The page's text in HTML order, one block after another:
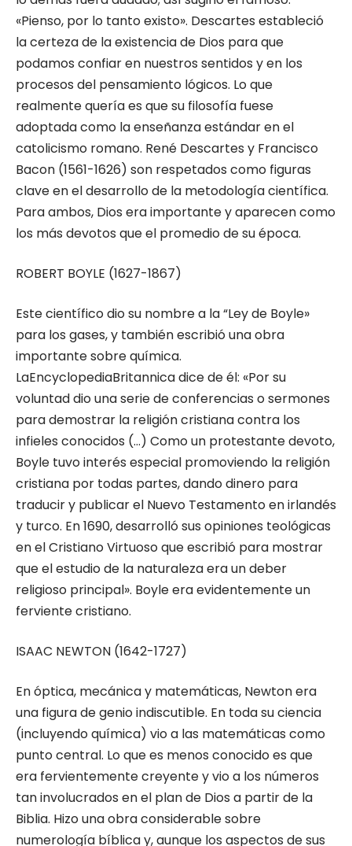
«Pienso, por lo tanto existo». Descartes estableció
la certeza de la existencia de Dios para que
podamos confiar en nuestros sentidos y en los
procesos del pensamiento lógicos. Lo que
realmente quería es que su filosofía fuese
adoptada como la enseñanza estándar en el
catolicismo romano. René Descartes y Francisco
Bacon (1561-1626) son respetados como figuras
clave en el desarrollo de la metodología científica.
Para ambos, Dios era importante y aparecen como
los más devotos que el promedio de su época.
ROBERT BOYLE (1627-1867)
Este científico dio su nombre a la “Ley de Boyle»
para los gases, y también escribió una obra
importante sobre química.
LaEncyclopediaBritannica dice de él: «Por su
voluntad dio una serie de conferencias o sermones
para demostrar la religión cristiana contra los
infieles conocidos (…) Como un protestante devoto,
Boyle tuvo interés especial promoviendo la religión
cristiana por todas partes, dando dinero para
traducir y publicar el Nuevo Testamento en irlandés
y turco. En 1690, desarrolló sus opiniones teológicas
en el Cristiano Virtuoso que escribió para mostrar
que el estudio de la naturaleza era un deber
religioso principal». Boyle era evidentemente un
ferviente cristiano.
ISAAC NEWTON (1642-1727)
En óptica, mecánica y matemáticas, Newton era
una figura de genio indiscutible. En toda su ciencia
(incluyendo química) vio a las matemáticas como
punto central. Lo que es menos conocido es que
era fervientemente creyente y vio a los números
tan involucrados en el plan de Dios a partir de la
Biblia. Hizo una obra considerable sobre
numerología bíblica y, aunque los aspectos de sus